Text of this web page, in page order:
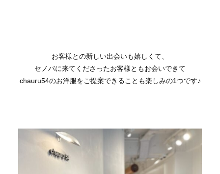
お客様との新しい出会いも嬉しくて、
セノバに来てくださったお客様ともお会いできて
chauru54のお洋服をご提案できることも楽しみの1つです♪︎